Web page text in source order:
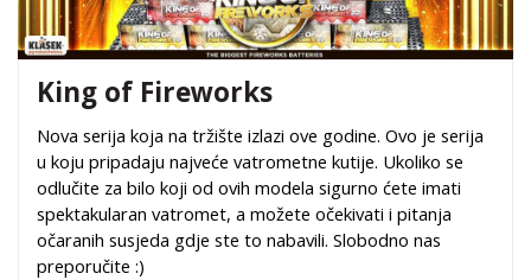
King of Fireworks
Nova serija koja na tržište izlazi ove godine. Ovo je serija
u koju pripadaju najveće vatrometne kutije. Ukoliko se
odlučite za bilo koji od ovih modela sigurno ćete imati
spektakularan vatromet, a možete očekivati i pitanja
očaranih susjeda gdje ste to nabavili. Slobodno nas
preporučite :)